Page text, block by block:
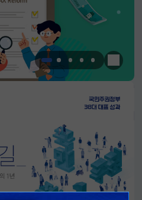
한눈에